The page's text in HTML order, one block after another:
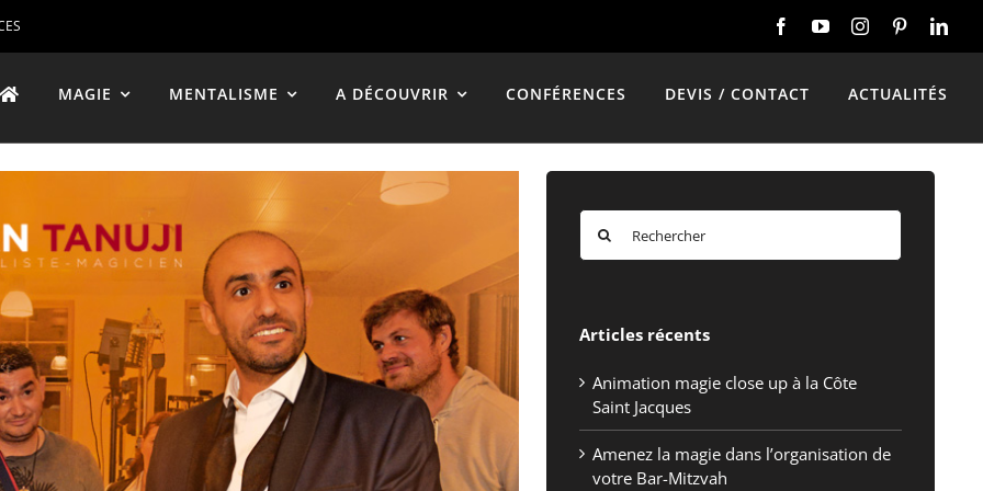
MAGIE MENTALISME A DÉCOUVRIR CONFÉRENCES DEVIS / CONTACT ACTUALITÉS
Rechercher:
Articles récents
Animation magie close up à la Côte
Saint Jacques
Amenez la magie dans l’organisation de
votre Bar-Mitzvah